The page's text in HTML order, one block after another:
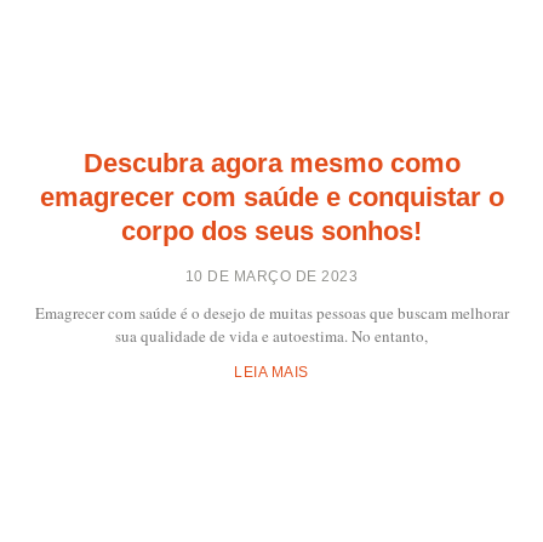
Descubra agora mesmo como
emagrecer com saúde e conquistar o
corpo dos seus sonhos!
10 DE MARÇO DE 2023
Emagrecer com saúde é o desejo de muitas pessoas que buscam melhorar
sua qualidade de vida e autoestima. No entanto,
LEIA MAIS